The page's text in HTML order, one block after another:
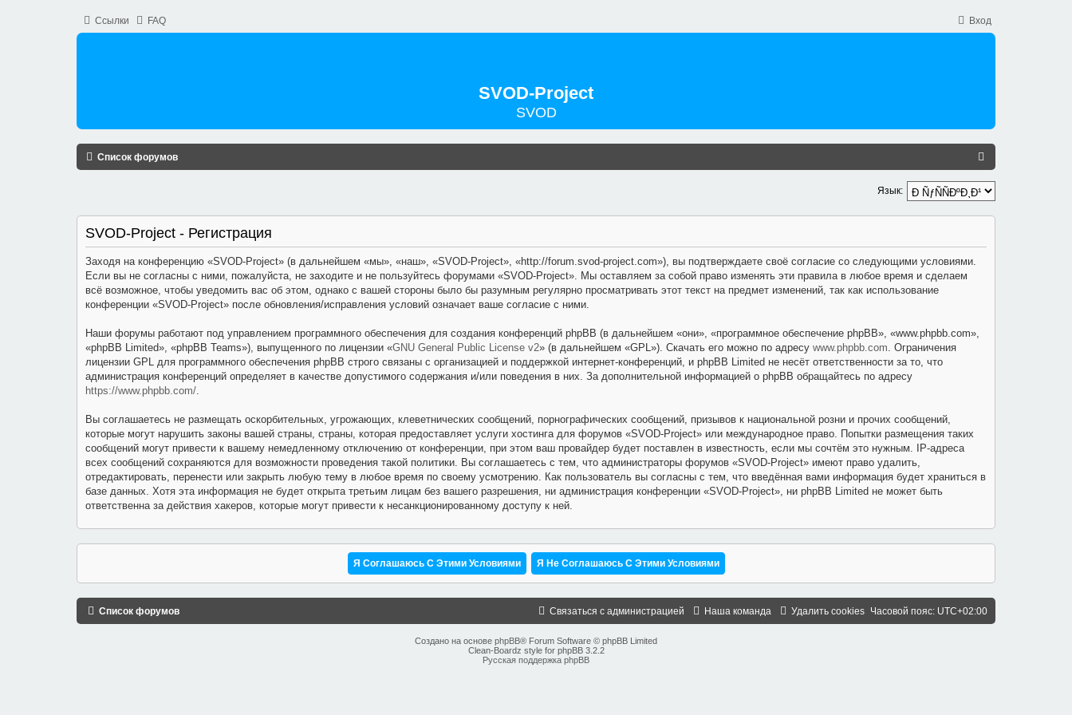
Ссылки FAQ Вход
SVOD-Project
SVOD
Список форумов
И
С
Язык:
SVOD-Project - Регистрация
Заходя на конференцию «SVOD-Project» (в дальнейшем «мы», «наш», «SVOD-Project», «http://forum.svod-project.com»), вы подтверждаете своё согласие со следующими условиями.
Если вы не согласны с ними, пожалуйста, не заходите и не пользуйтесь форумами «SVOD-Project». Мы оставляем за собой право изменять эти правила в любое время и сделаем
всё возможное, чтобы уведомить вас об этом, однако с вашей стороны было бы разумным регулярно просматривать этот текст на предмет изменений, так как использование
конференции «SVOD-Project» после обновления/исправления условий означает ваше согласие с ними.
Наши форумы работают под управлением программного обеспечения для создания конференций phpBB (в дальнейшем «они», «программное обеспечение phpBB», «www.phpbb.com»,
«phpBB Limited», «phpBB Teams»), выпущенного по лицензии «GNU General Public License v2» (в дальнейшем «GPL»). Скачать его можно по адресу www.phpbb.com . Ограничения
лицензии GPL для программного обеспечения phpBB строго связаны с организацией и поддержкой интернет-конференций, и phpBB Limited не несёт ответственности за то, что
администрация конференций определяет в качестве допустимого содержания и/или поведения в них. За дополнительной информацией о phpBB обращайтесь по адресу
https://www.phpbb.com/
Вы соглашаетесь не размещать оскорбительных, угрожающих, клеветнических сообщений, порнографических сообщений, призывов к национальной розни и прочих сообщений,
которые могут нарушить законы вашей страны, страны, которая предоставляет услуги хостинга для форумов «SVOD-Project» или международное право. Попытки размещения таких
сообщений могут привести к вашему немедленному отключению от конференции, при этом ваш провайдер будет поставлен в известность, если мы сочтём это нужным. IP-адреса
всех сообщений сохраняются для возможности проведения такой политики. Вы соглашаетесь с тем, что администраторы форумов «SVOD-Project» имеют право удалить,
отредактировать, перенести или закрыть любую тему в любое время по своему усмотрению. Как пользователь вы согласны с тем, что введённая вами информация будет храниться в
базе данных. Хотя эта информация не будет открыта третьим лицам без вашего разрешения, ни администрация конференции «SVOD-Project», ни phpBB Limited не может быть
ответственна за действия хакеров, которые могут привести к несанкционированному доступу к ней.
Список форумов Часовой пояс: UTC+02:00
Удалить cookies
Наша команда
Связаться с администрацией
Создано на основе phpBB® Forum Software © phpBB Limited
Clean-Boardz style for phpBB 3.2.2
Русская поддержка phpBB